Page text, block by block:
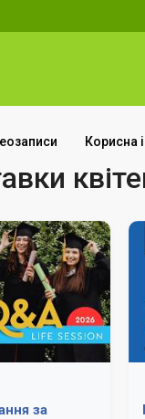
Корисна
за